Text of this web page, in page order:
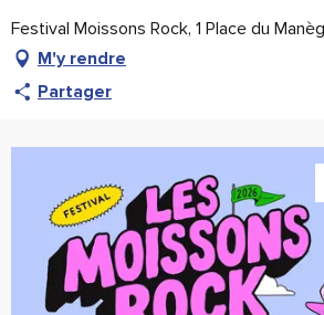
Festival Moissons Rock, 1 Place du
M'y rendre
Partager